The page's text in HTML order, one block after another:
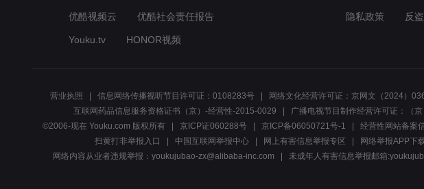
优酷视频云 优酷社会责任报告
Youku.tv HONOR视频
隐私政策 反
营业执照 信息网络传播视听节目许可证：0108283号 网络文化经营许可证：京网文（2024）
互联网药品信息服务资格证书（京）-经营性-2015-0029
广播电视节目制作经营许可证：（
©2006-现在 Youku.com 版权所有
京ICP证060288号 京ICP备06050721号-1 经营性网站备案
扫黄打非举报入口
中国互联网举报中心 网上有害信息举报专区 网络举报APP下
网络内容从业者违规举报：youkujubao-zx@alibaba-inc.com
未成年人有害信息举报邮箱